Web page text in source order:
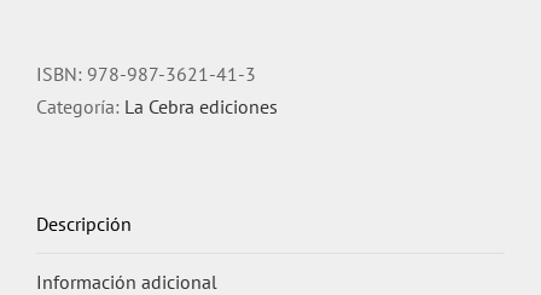
ISBN: 978-987-3621-41-3
Categoría: La Cebra ediciones
Descripción
Información adicional